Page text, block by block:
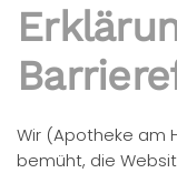
Wir (Apotheke am
bemüht, die